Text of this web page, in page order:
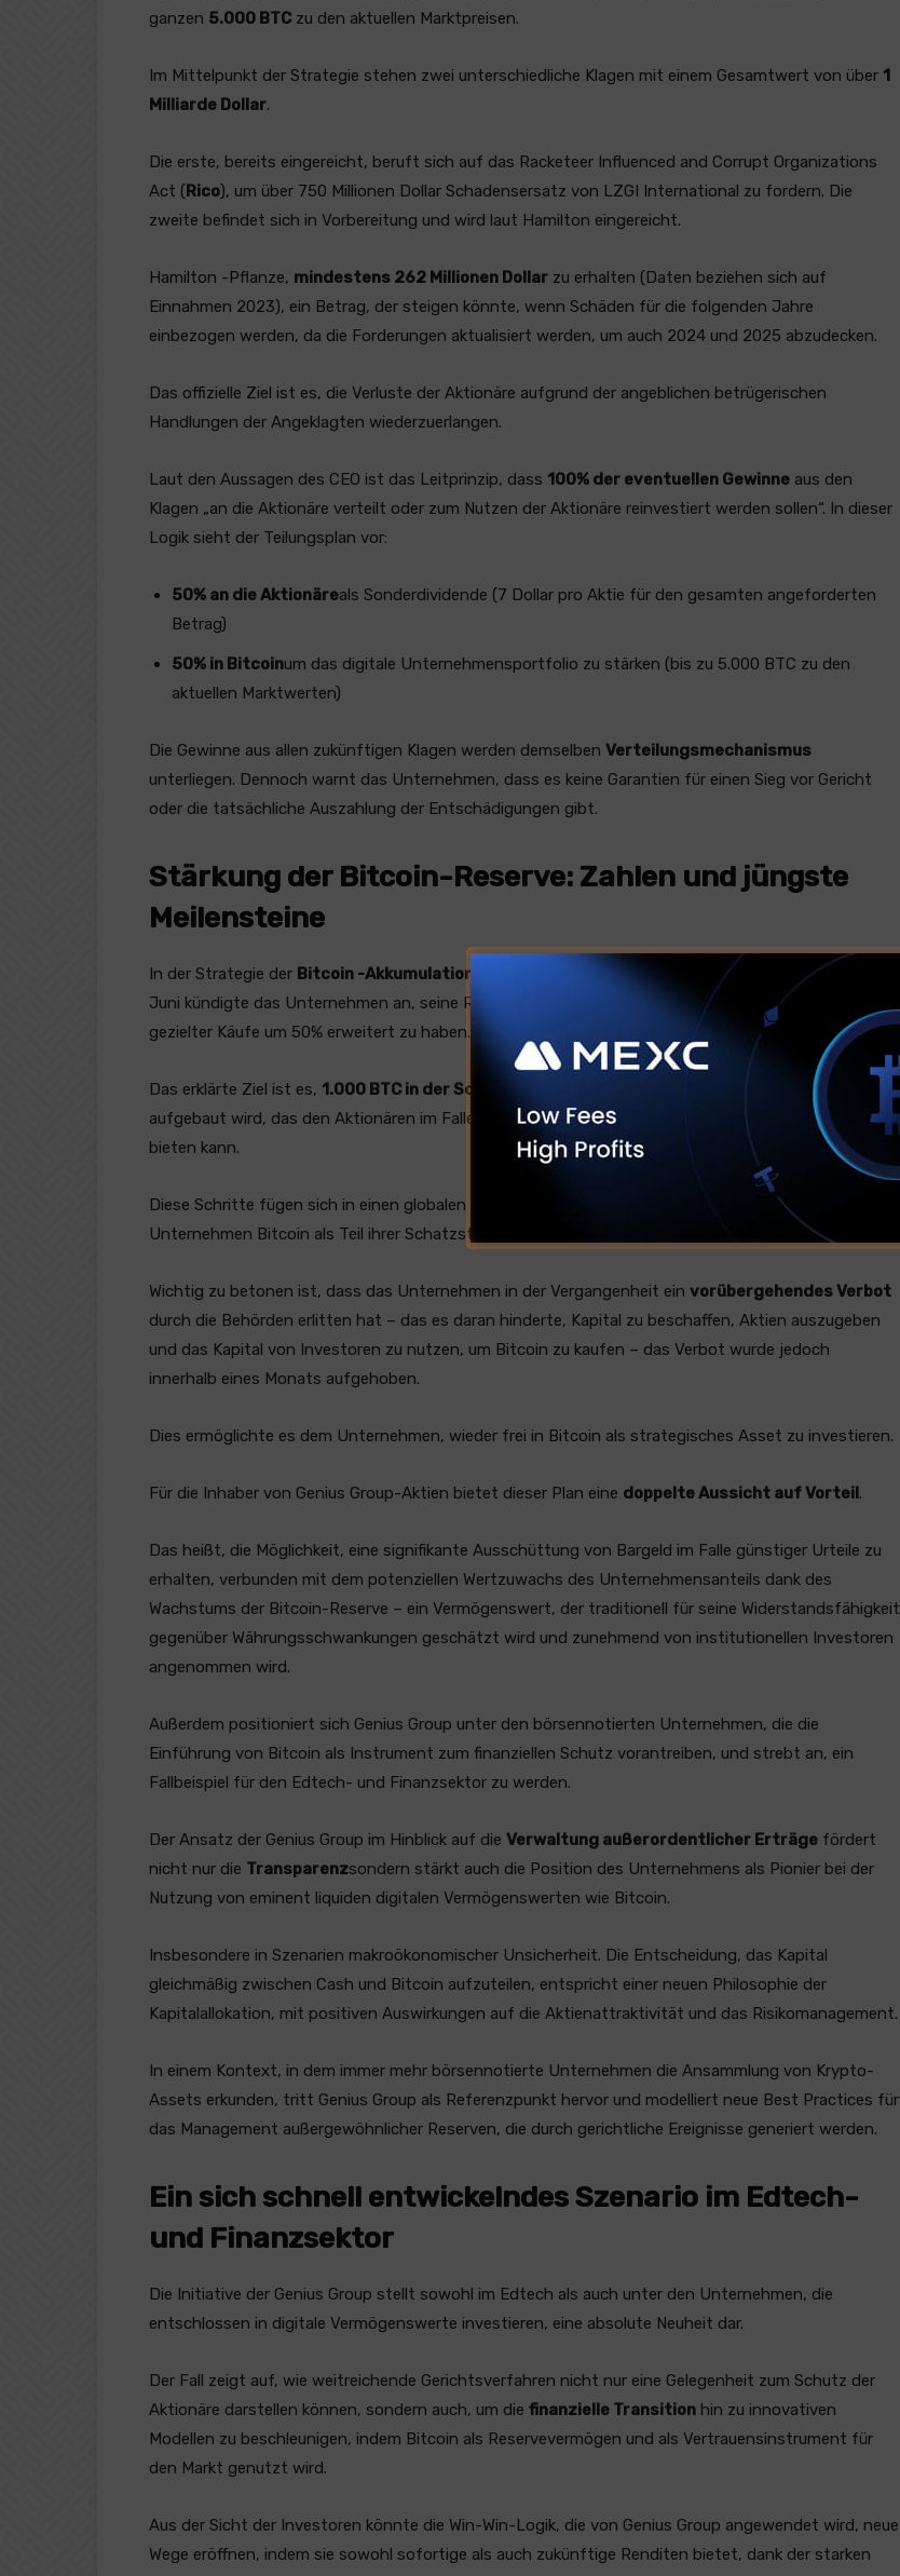
ganzen 5.000 BTC zu den aktuellen Marktpreisen.
Im Mittelpunkt der Strategie stehen zwei unterschiedliche Klagen mit einem Gesamtwert von über 1
Milliarde Dollar.
Die erste, bereits eingereicht, beruft sich auf das Racketeer Influenced and Corrupt Organizations
Act (Rico), um über 750 Millionen Dollar Schadensersatz von LZGI International zu fordern. Die
zweite befindet sich in Vorbereitung und wird laut Hamilton eingereicht.
Hamilton -Pflanze, mindestens 262 Millionen Dollar zu erhalten (Daten beziehen sich auf
Einnahmen 2023), ein Betrag, der steigen könnte, wenn Schäden für die folgenden Jahre
einbezogen werden, da die Forderungen aktualisiert werden, um auch 2024 und 2025 abzudecken.
Das offizielle Ziel ist es, die Verluste der Aktionäre aufgrund der angeblichen betrügerischen
Handlungen der Angeklagten wiederzuerlangen.
Laut den Aussagen des CEO ist das Leitprinzip, dass 100% der eventuellen Gewinne aus den
Klagen „an die Aktionäre verteilt oder zum Nutzen der Aktionäre reinvestiert werden sollen“. In dieser
Logik sieht der Teilungsplan vor:
50% an die Aktionäreals Sonderdividende (7 Dollar pro Aktie für den gesamten angeforderten
Betrag)
50% in Bitcoinum das digitale Unternehmensportfolio zu stärken (bis zu 5.000 BTC zu den
aktuellen Marktwerten)
Die Gewinne aus allen zukünftigen Klagen werden demselben Verteilungsmechanismus
unterliegen. Dennoch warnt das Unternehmen, dass es keine Garantien für einen Sieg vor Gericht
oder die tatsächliche Auszahlung der Entschädigungen gibt.
Stärkung der Bitcoin-Reserve: Zahlen und jüngste
Meilensteine
In der Strategie der Bitcoin -Akkumulation
hat Genius Group bereits klare Signale gegeben: Am 17.
Juni kündigte das Unternehmen an, seine Reserve an digitalen Vermögenswerten durch einen Zyklus
gezielter Käufe um 50% erweitert zu haben.
Das erklärte Ziel ist es, 1.000 BTC in der Schatzkammer
zu erreichen, indem ein digitales Portfolio
aufgebaut wird, das den Aktionären im Falle eines gerichtlichen Erfolgs Stabilität und Renditen
bieten kann.
Diese Schritte fügen sich in einen globalen Trend ein, bei dem immer mehr börsennotierte
Unternehmen Bitcoin als Teil ihrer Schatzstrategien übernehmen.
Wichtig zu betonen ist, dass das Unternehmen in der Vergangenheit ein vorübergehendes Verbot
durch die Behörden erlitten hat – das es daran hinderte, Kapital zu beschaffen, Aktien auszugeben
und das Kapital von Investoren zu nutzen, um Bitcoin zu kaufen – das Verbot wurde jedoch
innerhalb eines Monats aufgehoben.
Dies ermöglichte es dem Unternehmen, wieder frei in Bitcoin als strategisches Asset zu investieren.
Für die Inhaber von Genius Group-Aktien bietet dieser Plan eine doppelte Aussicht auf Vorteil.
Das heißt, die Möglichkeit, eine signifikante Ausschüttung von Bargeld im Falle günstiger Urteile zu
erhalten, verbunden mit dem potenziellen Wertzuwachs des Unternehmensanteils dank des
Wachstums der Bitcoin-Reserve – ein Vermögenswert, der traditionell für seine Widerstandsfähigkeit
gegenüber Währungsschwankungen geschätzt wird und zunehmend von institutionellen Investoren
angenommen wird.
Außerdem positioniert sich Genius Group unter den börsennotierten Unternehmen, die die
Einführung von Bitcoin als Instrument zum finanziellen Schutz vorantreiben, und strebt an, ein
Fallbeispiel für den Edtech- und Finanzsektor zu werden.
Der Ansatz der Genius Group im Hinblick auf die Verwaltung außerordentlicher Erträge fördert
nicht nur die Transparenzsondern stärkt auch die Position des Unternehmens als Pionier bei der
Nutzung von eminent liquiden digitalen Vermögenswerten wie Bitcoin.
Insbesondere in Szenarien makroökonomischer Unsicherheit. Die Entscheidung, das Kapital
gleichmäßig zwischen Cash und Bitcoin aufzuteilen, entspricht einer neuen Philosophie der
Kapitalallokation, mit positiven Auswirkungen auf die Aktienattraktivität und das Risikomanagement.
In einem Kontext, in dem immer mehr börsennotierte Unternehmen die Ansammlung von Krypto-
Assets erkunden, tritt Genius Group als Referenzpunkt hervor und modelliert neue Best Practices für
das Management außergewöhnlicher Reserven, die durch gerichtliche Ereignisse generiert werden.
Ein sich schnell entwickelndes Szenario im Edtech-
und Finanzsektor
Die Initiative der Genius Group stellt sowohl im Edtech als auch unter den Unternehmen, die
entschlossen in digitale Vermögenswerte investieren, eine absolute Neuheit dar.
Der Fall zeigt auf, wie weitreichende Gerichtsverfahren nicht nur eine Gelegenheit zum Schutz der
Aktionäre darstellen können, sondern auch, um die finanzielle Transition hin zu innovativen
Modellen zu beschleunigen, indem Bitcoin als Reservevermögen und als Vertrauensinstrument für
den Markt genutzt wird.
Aus der Sicht der Investoren könnte die Win-Win-Logik, die von Genius Group angewendet wird, neue
Wege eröffnen, indem sie sowohl sofortige als auch zukünftige Renditen bietet, dank der starken